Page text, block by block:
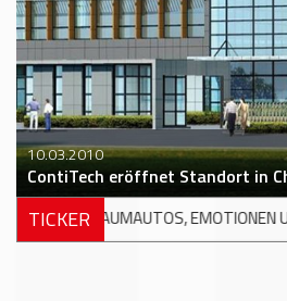
10.03.2010
ContiTech eröffnet Standort in
TICKER
UND 10 JAHRE ACW AG +++